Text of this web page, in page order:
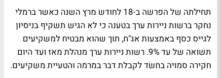
תחילתה של הפרשה ב-18 לחודש מרץ השנה כאשר ברמלי
נחקר ברשות ניירות ערך בטענה כי לא הגיש תשקיף בניסיון
לגייס כסף באמצעות אג"ח, תוך שהוא מבטיח למשקיעים
תשואה של עד 9%. רשות ניירות ערך מנהלת מאז ועד היום
חקירה סמויה בחשד לקבלת דבר במרמה והטעיית משקיעים.